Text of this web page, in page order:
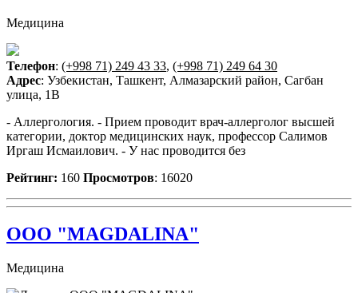
Медицина
Телефон: (+998 71) 249 43 33, (+998 71) 249 64 30
Адрес: Узбекистан, Ташкент, Алмазарский район, Сагбан
улица, 1B
- Аллергология. - Прием проводит врач-аллерголог высшей
категории, доктор медицинских наук, профессор Салимов
Иргаш Исмаилович. - У нас проводится без
Рейтинг: 160 Просмотров: 16020
ООО "MAGDALINA"
Медицина